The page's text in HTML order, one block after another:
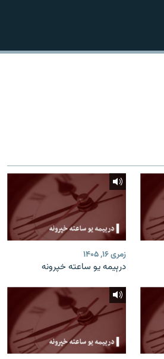
ټولې پاڼې
زمری ۱۶, ۱۴۰۵
درېیمه یو ساعته خپرونه